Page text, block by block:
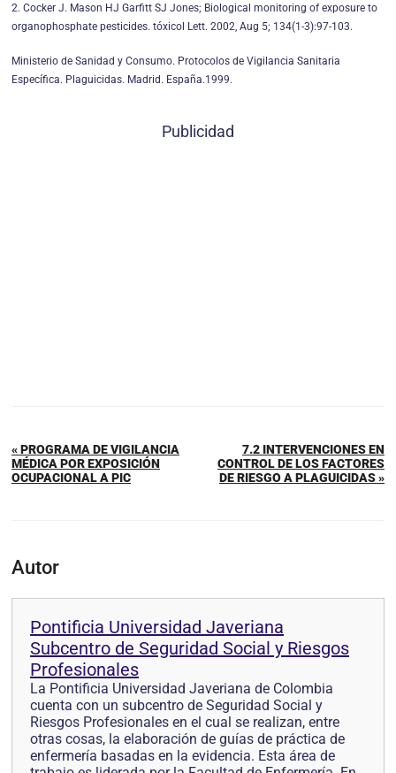
2. Cocker J. Mason HJ Garfitt SJ Jones; Biological monitoring of exposure to
organophosphate pesticides. tóxicol Lett. 2002, Aug 5; 134(1-3):97-103.
Ministerio de Sanidad y Consumo. Protocolos de Vigilancia Sanitaria
Específica. Plaguicidas. Madrid. España.1999.
Publicidad
« PROGRAMA DE VIGILANCIA
MÉDICA POR EXPOSICIÓN
OCUPACIONAL A PIC
7.2 INTERVENCIONES EN
CONTROL DE LOS FACTORES
DE RIESGO A PLAGUICIDAS »
Autor
Pontificia Universidad Javeriana
Subcentro de Seguridad Social y Riesgos
Profesionales
La Pontificia Universidad Javeriana de Colombia
cuenta con un subcentro de Seguridad Social y
Riesgos Profesionales en el cual se realizan, entre
otras cosas, la elaboración de guías de práctica de
enfermería basadas en la evidencia. Esta área de